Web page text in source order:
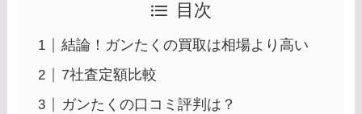
目次
結論！ガンたくの買取は相場より高い
7社査定額比較
ガンたくの口コミ評判は？